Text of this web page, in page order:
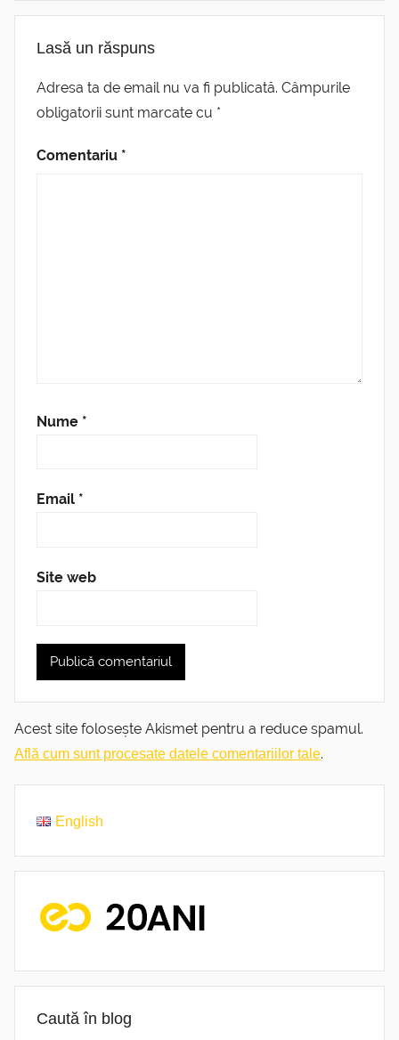
Lasă un răspuns
Adresa ta de email nu va fi publicată. Câmpurile
obligatorii sunt marcate cu *
Comentariu *
Nume *
Email *
Site web
Acest site folosește Akismet pentru a reduce spamul.
Află cum sunt procesate datele comentariilor tale.
English
Caută în blog